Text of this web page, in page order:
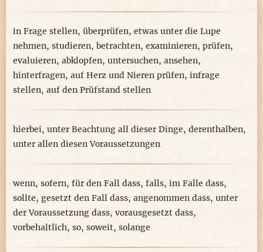
in Frage stellen, überprüfen, etwas unter die Lupe
nehmen, studieren, betrachten, examinieren, prüfen,
evaluieren, abklopfen, untersuchen, ansehen,
hinterfragen, auf Herz und Nieren prüfen, infrage
stellen, auf den Prüfstand stellen
hierbei, unter Beachtung all dieser Dinge, derenthalben,
unter allen diesen Voraussetzungen
wenn, sofern, für den Fall dass, falls, im Falle dass,
sollte, gesetzt den Fall dass, angenommen dass, unter
der Voraussetzung dass, vorausgesetzt dass,
vorbehaltlich, so, soweit, solange